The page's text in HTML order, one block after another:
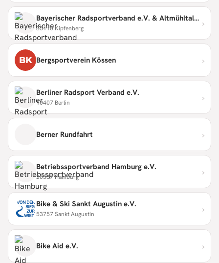
Bayerischer Radsportverband e.V. & Altmühltaler Radmarathon
85110 Kipfenberg ›
BK Bergsportverein Kössen ›
Berliner Radsport Verband e.V.
10407 Berlin ›
Berner Rundfahrt ›
Betriebssportverband Hamburg e.V.
20537 Hamburg ›
Bike & Ski Sankt Augustin e.V.
53757 Sankt Augustin ›
Bike Aid e.V. ›